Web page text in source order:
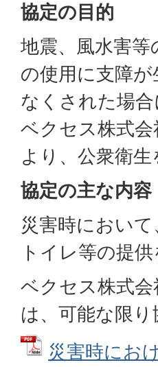
協定の目的
地震、風水害
の使用に支障
なくされた場
ベクセス株式
より、公衆衛
協定の主な内容
災害時におい
トイレ等の提供
ベクセス株式
は、可能な限り
災害時にお